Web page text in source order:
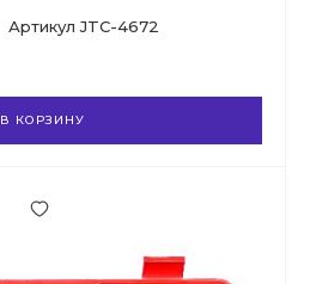
Артикул JTC-4672
В КОРЗИНУ